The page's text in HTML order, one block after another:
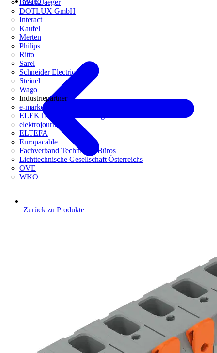
Busch-Jaeger
DOTLUX GmbH
Interact
Kaufel
Merten
Philips
Ritto
Sarel
Schneider Electric
Steinel
Wago
Industriepartner
e-marke
ELEKTRO Daten Serviceges
elektrojournal
ELTEFA
Europacable
Fachverband Technische Büros
Lichttechnische Gesellschaft Österreichs
OVE
WKO
Zurück zu Produkte